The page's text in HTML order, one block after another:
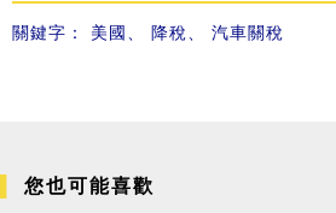
關鍵字： 美國 、 降稅、 汽車關稅
您也可能喜歡